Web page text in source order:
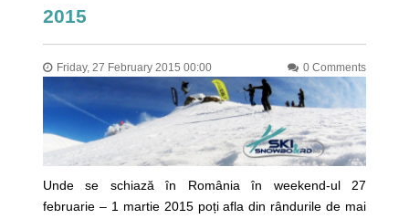
2015
Friday, 27 February 2015 00:00 0 Comments
Unde se schiază în România în weekend-ul 27
februarie – 1 martie 2015 poți afla din rândurile de mai